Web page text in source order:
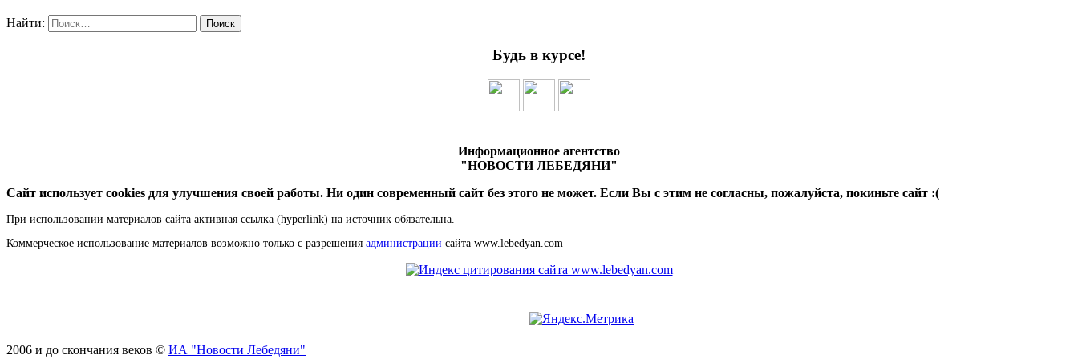
Найти:
Будь в курсе!
Информационное агентство
"НОВОСТИ ЛЕБЕДЯНИ"
Сайт использует cookies для улучшения своей работы. Ни один современный сайт без этого не может. Если Вы с этим не согласны, пожалуйста, покиньте сайт :(
При использовании материалов сайта активная ссылка (hyperlink) на источник обязательна.
Коммерческое использование материалов возможно только с разрешения администрации сайта www.lebedyan.com
2006 и до скончания веков © ИА "Новости Лебедяни"